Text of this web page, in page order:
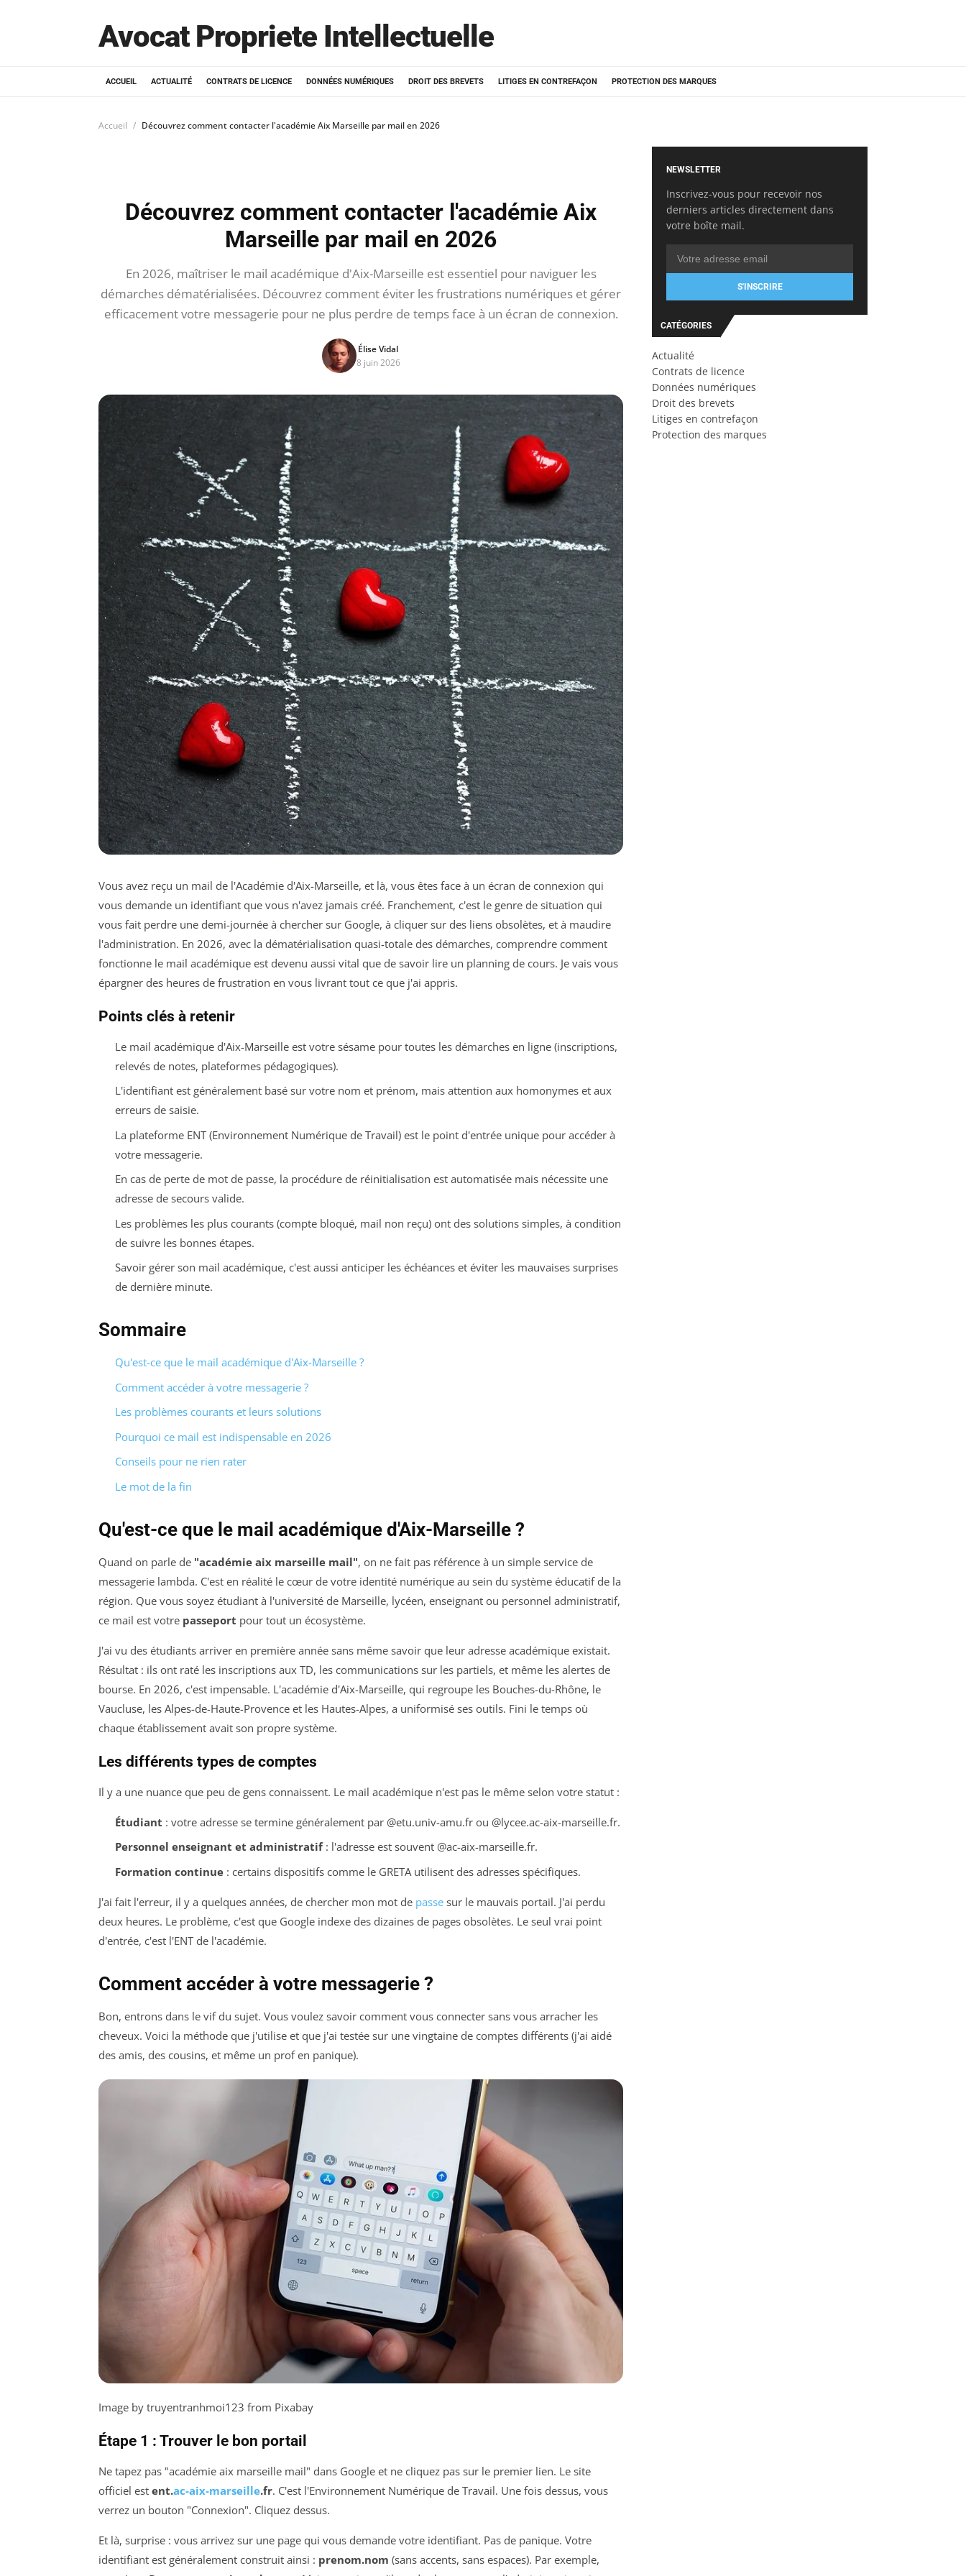
Avocat Propriete Intellectuelle
ACCUEIL ACTUALITÉ CONTRATS DE LICENCE DONNÉES NUMÉRIQUES DROIT DES BREVETS LITIGES EN CONTREFAÇON PROTECTION DES MARQUES
Accueil Découvrez comment contacter l'académie Aix Marseille par mail en 2026
Découvrez comment contacter l'académie Aix
Marseille par mail en 2026
En 2026, maîtriser le mail académique d'Aix-Marseille est essentiel pour naviguer les
démarches dématérialisées. Découvrez comment éviter les frustrations numériques et gérer
efficacement votre messagerie pour ne plus perdre de temps face à un écran de connexion.
Élise Vidal
8 juin 2026
Vous avez reçu un mail de l'Académie d'Aix-Marseille, et là, vous êtes face à un écran de connexion qui
vous demande un identifiant que vous n'avez jamais créé. Franchement, c'est le genre de situation qui
vous fait perdre une demi-journée à chercher sur Google, à cliquer sur des liens obsolètes, et à maudire
l'administration. En 2026, avec la dématérialisation quasi-totale des démarches, comprendre comment
fonctionne le mail académique est devenu aussi vital que de savoir lire un planning de cours. Je vais vous
épargner des heures de frustration en vous livrant tout ce que j'ai appris.
Points clés à retenir
Le mail académique d'Aix-Marseille est votre sésame pour toutes les démarches en ligne (inscriptions,
relevés de notes, plateformes pédagogiques).
L'identifiant est généralement basé sur votre nom et prénom, mais attention aux homonymes et aux
erreurs de saisie.
La plateforme ENT (Environnement Numérique de Travail) est le point d'entrée unique pour accéder à
votre messagerie.
En cas de perte de mot de passe, la procédure de réinitialisation est automatisée mais nécessite une
adresse de secours valide.
Les problèmes les plus courants (compte bloqué, mail non reçu) ont des solutions simples, à condition
de suivre les bonnes étapes.
Savoir gérer son mail académique, c'est aussi anticiper les échéances et éviter les mauvaises surprises
de dernière minute.
Sommaire
Qu'est-ce que le mail académique d'Aix-Marseille ?
Comment accéder à votre messagerie ?
Les problèmes courants et leurs solutions
Pourquoi ce mail est indispensable en 2026
Conseils pour ne rien rater
Le mot de la fin
Qu'est-ce que le mail académique d'Aix-Marseille ?
Quand on parle de "académie aix marseille mail", on ne fait pas référence à un simple service de
messagerie lambda. C'est en réalité le cœur de votre identité numérique au sein du système éducatif de la
région. Que vous soyez étudiant à l'université de Marseille, lycéen, enseignant ou personnel administratif,
ce mail est votre passeport pour tout un écosystème.
J'ai vu des étudiants arriver en première année sans même savoir que leur adresse académique existait.
Résultat : ils ont raté les inscriptions aux TD, les communications sur les partiels, et même les alertes de
bourse. En 2026, c'est impensable. L'académie d'Aix-Marseille, qui regroupe les Bouches-du-Rhône, le
Vaucluse, les Alpes-de-Haute-Provence et les Hautes-Alpes, a uniformisé ses outils. Fini le temps où
chaque établissement avait son propre système.
Les différents types de comptes
Il y a une nuance que peu de gens connaissent. Le mail académique n'est pas le même selon votre statut :
Étudiant : votre adresse se termine généralement par @etu.univ-amu.fr ou @lycee.ac-aix-marseille.fr.
Personnel enseignant et administratif: l'adresse est souvent @ac-aix-marseille.fr.
Formation continue: certains dispositifs comme le GRETA utilisent des adresses spécifiques.
J'ai fait l'erreur, il y a quelques années, de chercher mon mot de passe sur le mauvais portail. J'ai perdu
deux heures. Le problème, c'est que Google indexe des dizaines de pages obsolètes. Le seul vrai point
d'entrée, c'est l'ENT de l'académie.
Comment accéder à votre messagerie ?
Bon, entrons dans le vif du sujet. Vous voulez savoir comment vous connecter sans vous arracher les
cheveux. Voici la méthode que j'utilise et que j'ai testée sur une vingtaine de comptes différents (j'ai aidé
des amis, des cousins, et même un prof en panique).
Image by truyentranhmoi123 from Pixabay
Étape 1 : Trouver le bon portail
Ne tapez pas "académie aix marseille mail" dans Google et ne cliquez pas sur le premier lien. Le site
officiel est ent.ac-aix-marseille.fr. C'est l'Environnement Numérique de Travail. Une fois dessus, vous
verrez un bouton "Connexion". Cliquez dessus.
Et là, surprise : vous arrivez sur une page qui vous demande votre identifiant. Pas de panique. Votre
identifiant est généralement construit ainsi : prenom.nom (sans accents, sans espaces). Par exemple,
NEWSLETTER
Inscrivez-vous pour recevoir nos
derniers articles directement dans
votre boîte mail.
S'INSCRIRE
CATÉGORIES
Actualité
Contrats de licence
Données numériques
Droit des brevets
Litiges en contrefaçon
Protection des marques